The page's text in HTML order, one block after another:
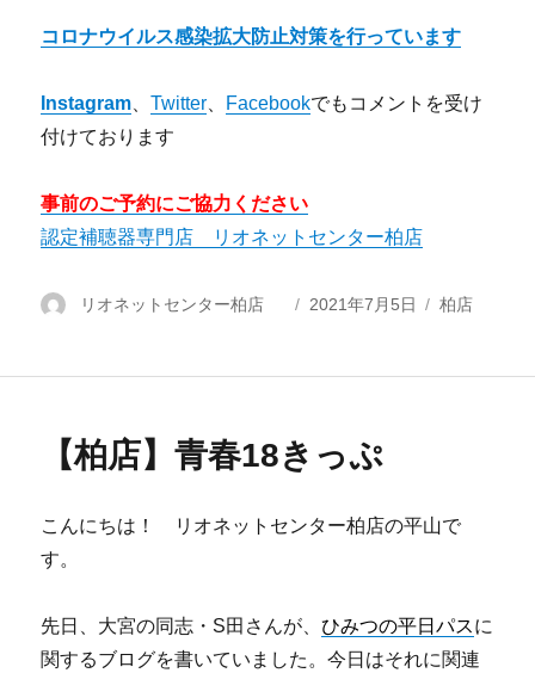
コロナウイルス感染拡大防止対策を行っています
Instagram、Twitter、 Facebookでもコメントを受け
付けております
事前のご予約にご協力ください
認定補聴器専門店 リオネットセンター柏店
投
リオネットセンター柏店
投
2021年7月5日
カ
柏店
【柏店】青春18きっぷ
こんにちは！ リオネットセンター柏店の平山で
す。
先日、大宮の同志・S田さんが、ひみつの平日パスに
関するブログを書いていました。今日はそれに関連